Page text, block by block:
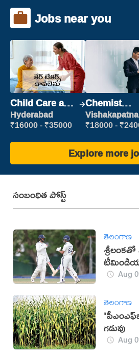
Jobs near you
Child Care and
Patient care
Hyderabad
₹16000 - ₹35000
Chemist
Production
Executive
new
₹18000 -
Explore more
సంబంధిత పోస్ట్
తెలంగాణ
Aug
తెలంగాణ
గడువు
Aug